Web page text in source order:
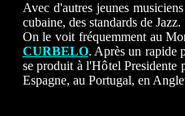
Avec d'autres jeunes
cubaine, des standards de Jazz.
On le voit fréquemment au
CURBELO. Après un rapide
se produit à l'Hôtel Presidente
Espagne, au Portugal, en